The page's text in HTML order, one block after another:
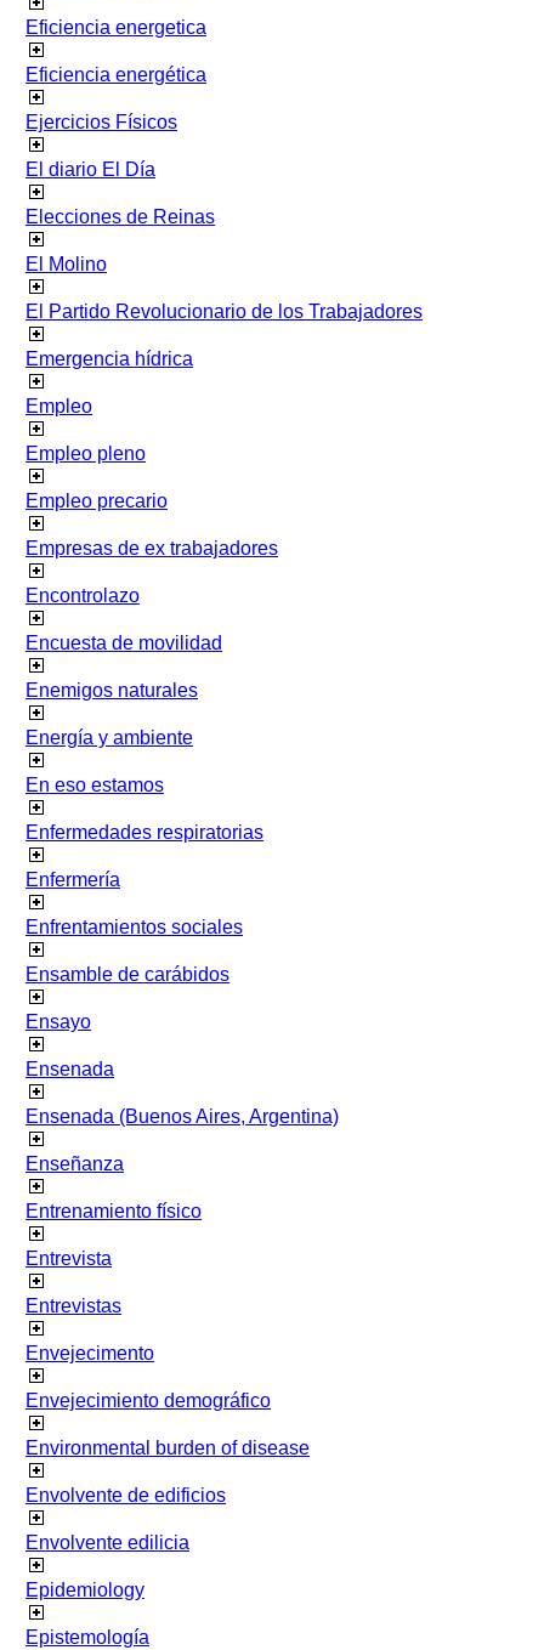
Eficiencia energetica
Eficiencia energética
Ejercicios Físicos
El diario El Día
Elecciones de Reinas
El Molino
El Partido Revolucionario de los Trabajadores
Emergencia hídrica
Empleo
Empleo pleno
Empleo precario
Empresas de ex trabajadores
Encontrolazo
Encuesta de movilidad
Enemigos naturales
Energía y ambiente
En eso estamos
Enfermedades respiratorias
Enfermería
Enfrentamientos sociales
Ensamble de carábidos
Ensayo
Ensenada
Ensenada (Buenos Aires, Argentina)
Enseñanza
Entrenamiento físico
Entrevista
Entrevistas
Envejecimento
Envejecimiento demográfico
Environmental burden of disease
Envolvente de edificios
Envolvente edilicia
Epidemiology
Epistemología